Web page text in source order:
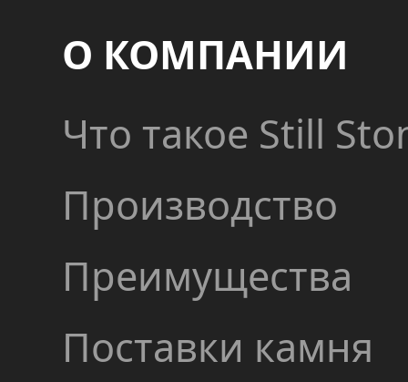
О КОМПАНИИ
Что такое Still
Производство
Преимущества
Поставки камня